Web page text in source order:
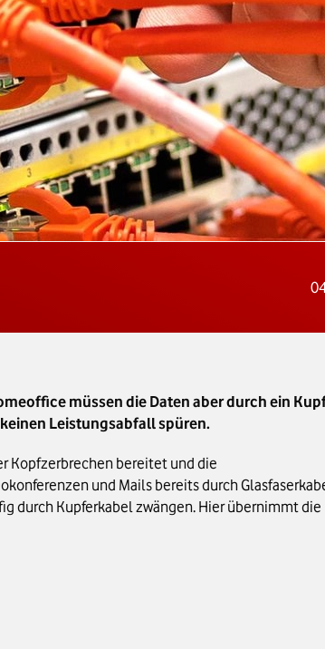
müssen die Daten aber durch ein
Leistungsabfall spüren.
Kopfzerbrechen bereitet und die
und Mails bereits durch
durch Kupferkabel zwängen. Hier übernimmt die